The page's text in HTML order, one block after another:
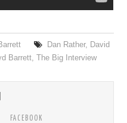
Dan Rather, David
Barrett,The Big Interview
FACEBOOK